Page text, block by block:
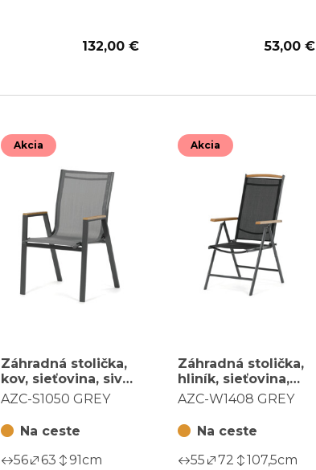
132,00 € 53,00 €
Akcia
Záhradná stolička,
kov, sieťovina, sivá,
AZC-S1050 GREY
AZC-S1050 GREY
Na ceste
56
63 91cm
Akcia
Záhradná stolička,
hliník, sieťovina,
sivá, AZC-W1408
AZC-W1408 GREY
Na ceste
55
72 107,5cm